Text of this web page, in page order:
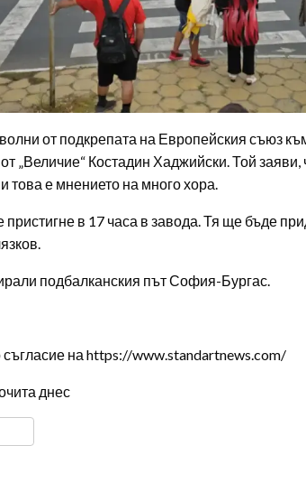
от подкрепата на Европейския съюз
„Величие“ Костадин Хаджийски. Той
това е мнението на много хора.
в 17 часа в завода. Тя ще бъде
подбалканския път София-Бургас.
съгласие на https://www.standartnews.com/
днес